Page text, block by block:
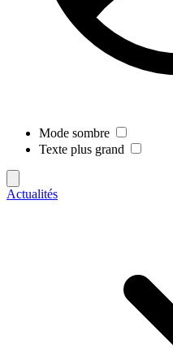
Mode sombre
Texte plus grand
Actualités